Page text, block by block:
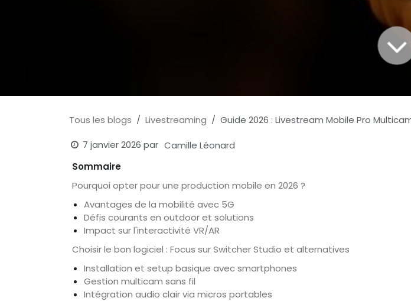
Tous les blogs Livestreaming
Guide 2026 : Livestream Mobile Pro
7 janvier 2026 par Camille Léonard
Sommaire
Pourquoi opter pour une production mobile en 2026 ?
Avantages de la mobilité avec 5G
Défis courants en outdoor et solutions
Impact sur l'interactivité VR/AR
Choisir le bon logiciel : Focus sur Switcher Studio et alternatives
Installation et setup basique avec smartphones
Gestion multicam sans fil
Intégration audio clair via micros portables